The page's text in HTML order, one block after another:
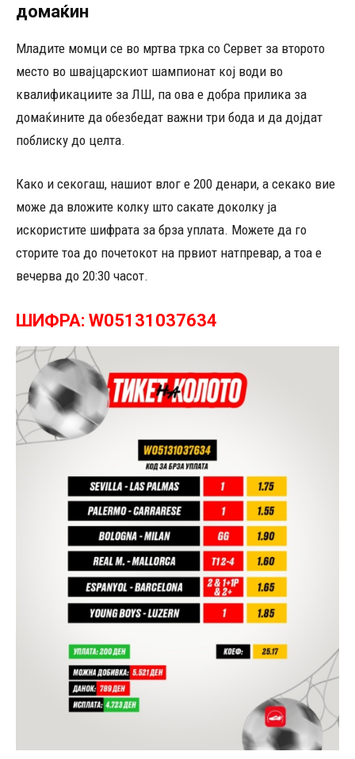
домаќин
Младите момци се во мртва трка со Сервет за второто
место во швајцарскиот шампионат кој води во
квалификациите за ЛШ, па ова е добра прилика за
домаќините да обезбедат важни три бода и да дојдат
поблиску до целта.
Како и секогаш, нашиот влог е 200 денари, а секако вие
може да вложите колку што сакате доколку ја
искористите шифрата за брза уплата. Можете да го
сторите тоа до почетокот на првиот натпревар, а тоа е
вечерва до 20:30 часот.
ШИФРА: W05131037634